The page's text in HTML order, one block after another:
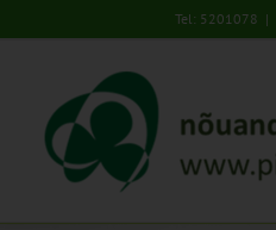
to
Tel: 5201078 |